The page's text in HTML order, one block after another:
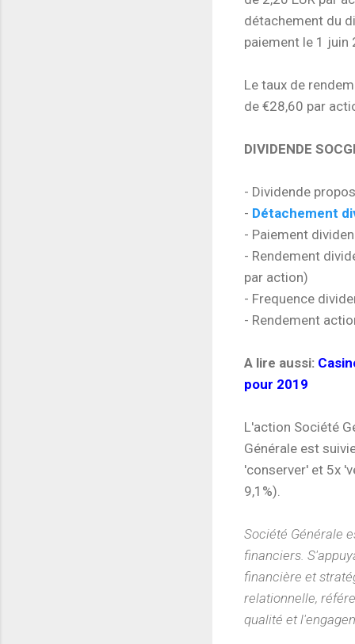
détachement du
paiement le 1 juin
Le taux de
de €28,60 par
DIVIDENDE
- Dividende
- Détachement
- Paiement
- Rendement
par action)
- Frequence
- Rendement
A lire aussi:
pour 2019
L'action Société
Générale est
'conserver' et 5x
9,1%).
Société Générale
financiers.
financière et
relationnelle,
qualité et